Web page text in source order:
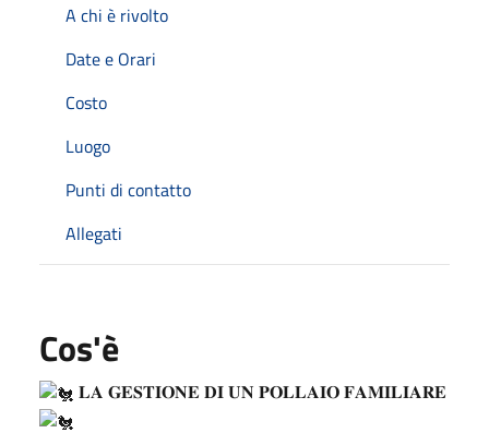
A chi è rivolto
Date e Orari
Costo
Luogo
Punti di contatto
Allegati
Cos'è
𝐋𝐀 𝐆𝐄𝐒𝐓𝐈𝐎𝐍𝐄 𝐃𝐈 𝐔𝐍 𝐏𝐎𝐋𝐋𝐀𝐈𝐎 𝐅𝐀𝐌𝐈𝐋𝐈𝐀𝐑𝐄